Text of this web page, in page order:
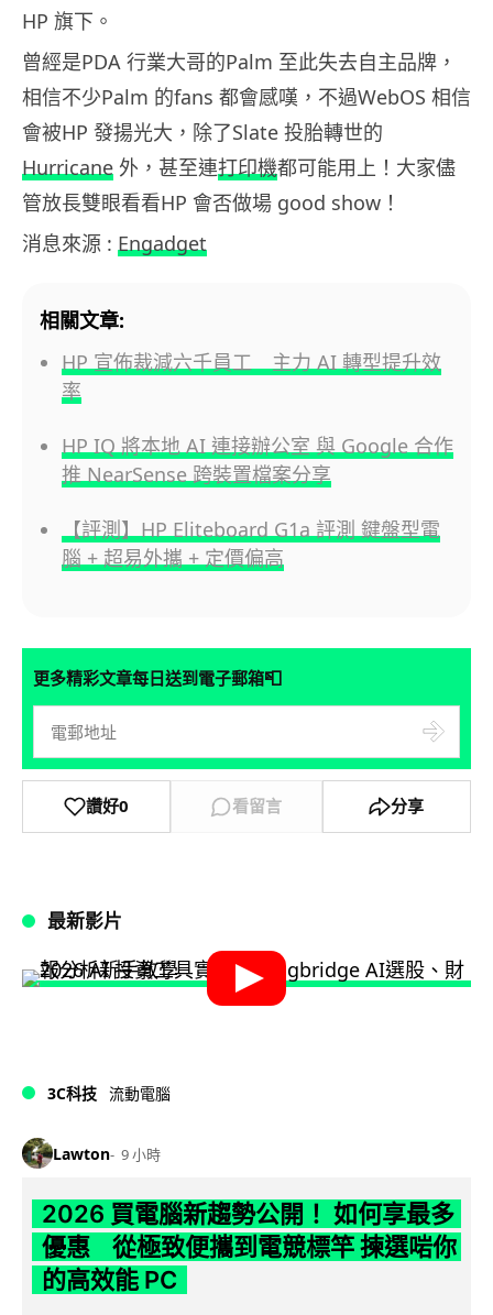
HP 旗下。
曾經是PDA 行業大哥的Palm 至此失去自主品牌，
相信不少Palm 的fans 都會感嘆，不過WebOS 相信
會被HP 發揚光大，除了Slate 投胎轉世的
Hurricane 外，甚至連打印機都可能用上！大家儘
管放長雙眼看看HP 會否做場 good show！
消息來源 : Engadget
相關文章:
HP 宣佈裁減六千員工 主力 AI 轉型提升效
率
HP IQ 將本地 AI 連接辦公室 與 Google 合作
推 NearSense 跨裝置檔案分享
【評測】HP Eliteboard G1a 評測 鍵盤型電
腦 + 超易外攜 + 定價偏高
更多精彩文章每日送到電子郵箱📮
讚好0 看留言 分享
最新影片
3C科技 流動電腦
Lawton 9 小時
2026 買電腦新趨勢公開！ 如何享最多
優惠 從極致便攜到電競標竿 揀選啱你
的高效能 PC